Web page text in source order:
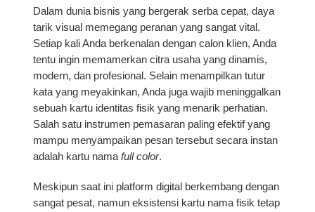
Dalam dunia bisnis yang bergerak serba cepat, daya
tarik visual memegang peranan yang sangat vital.
Setiap kali Anda berkenalan dengan calon klien, Anda
tentu ingin memamerkan citra usaha yang dinamis,
modern, dan profesional. Selain menampilkan tutur
kata yang meyakinkan, Anda juga wajib meninggalkan
sebuah kartu identitas fisik yang menarik perhatian.
Salah satu instrumen pemasaran paling efektif yang
mampu menyampaikan pesan tersebut secara instan
adalah kartu namafull color.
Meskipun saat ini platform digital berkembang dengan
sangat pesat, namun eksistensi kartu nama fisik tetap